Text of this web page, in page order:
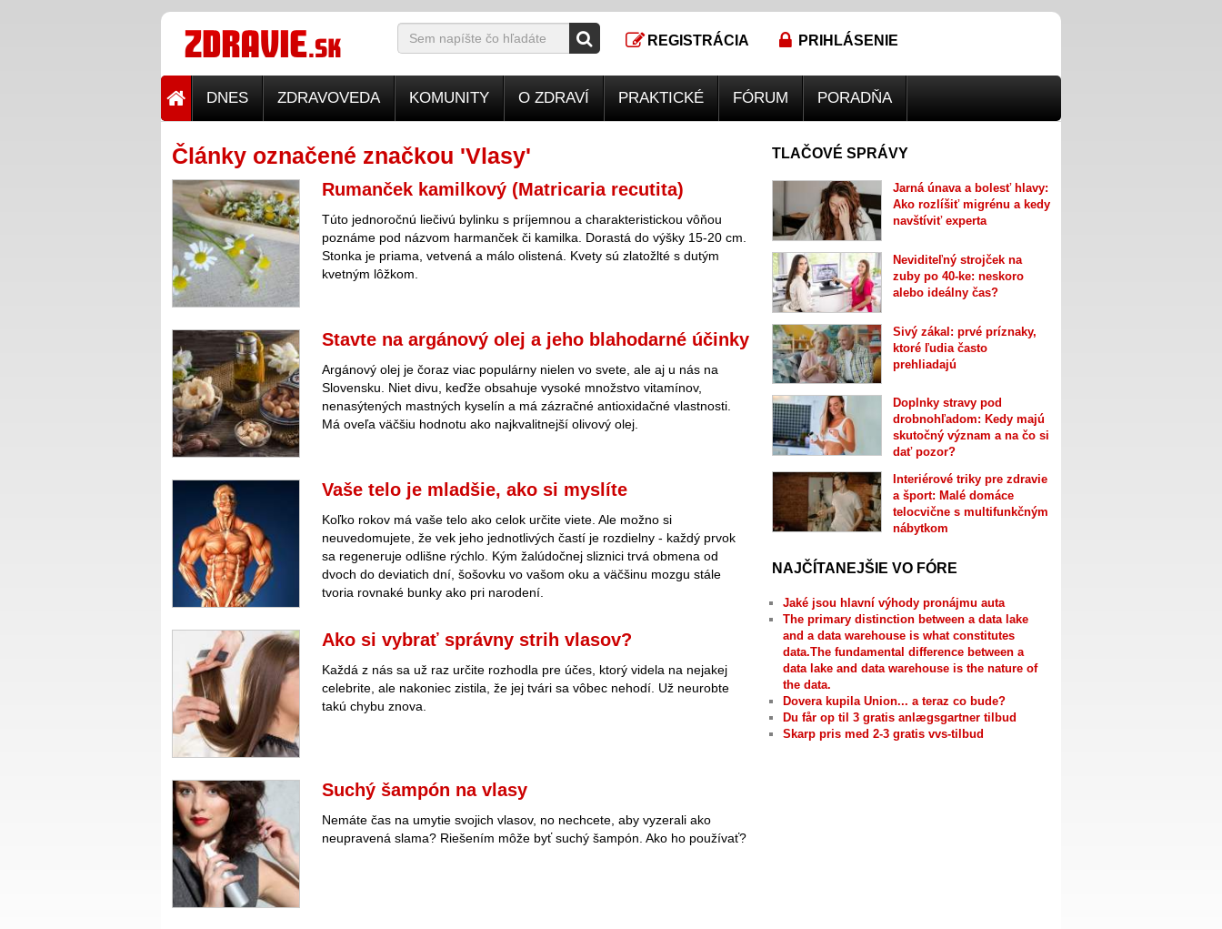
REGISTRÁCIA PRIHLÁSENIE
DNES ZDRAVOVEDA KOMUNITY O ZDRAVÍ PRAKTICKÉ FÓRUM PORADŇA
Články označené značkou 'Vlasy'
Rumanček kamilkový (Matricaria recutita)
Túto jednoročnú liečivú bylinku s príjemnou a charakteristickou vôňou
poznáme pod názvom harmanček či kamilka. Dorastá do výšky 15-20 cm.
Stonka je priama, vetvená a málo olistená. Kvety sú zlatožlté s dutým
kvetným lôžkom.
Stavte na argánový olej a jeho blahodarné účinky
Argánový olej je čoraz viac populárny nielen vo svete, ale aj u nás na
Slovensku. Niet divu, keďže obsahuje vysoké množstvo vitamínov,
nenasýtených mastných kyselín a má zázračné antioxidačné vlastnosti.
Má oveľa väčšiu hodnotu ako najkvalitnejší olivový olej.
Vaše telo je mladšie, ako si myslíte
Koľko rokov má vaše telo ako celok určite viete. Ale možno si
neuvedomujete, že vek jeho jednotlivých častí je rozdielny - každý prvok
sa regeneruje odlišne rýchlo. Kým žalúdočnej sliznici trvá obmena od
dvoch do deviatich dní, šošovku vo vašom oku a väčšinu mozgu stále
tvoria rovnaké bunky ako pri narodení.
Ako si vybrať správny strih vlasov?
Každá z nás sa už raz určite rozhodla pre účes, ktorý videla na nejakej
celebrite, ale nakoniec zistila, že jej tvári sa vôbec nehodí. Už neurobte
takú chybu znova.
Suchý šampón na vlasy
Nemáte čas na umytie svojich vlasov, no nechcete, aby vyzerali ako
neupravená slama? Riešením môže byť suchý šampón. Ako ho používať?
TLAČOVÉ SPRÁVY
Jarná únava a bolesť hlavy:
Ako rozlíšiť migrénu a kedy
navštíviť experta
Neviditeľný strojček na
zuby po 40-ke: neskoro
alebo ideálny čas?
Sivý zákal: prvé príznaky,
ktoré ľudia často
prehliadajú
Doplnky stravy pod
drobnohľadom: Kedy majú
skutočný význam a na čo si
dať pozor?
Interiérové triky pre zdravie
a šport: Malé domáce
telocvične s multifunkčným
nábytkom
NAJČÍTANEJŠIE VO FÓRE
Jaké jsou hlavní výhody pronájmu auta
The primary distinction between a data lake
and a data warehouse is what constitutes
data.The fundamental difference between a
data lake and data warehouse is the nature of
the data.
Dovera kupila Union... a teraz co bude?
Du får op til 3 gratis anlægsgartner tilbud
Skarp pris med 2-3 gratis vvs-tilbud